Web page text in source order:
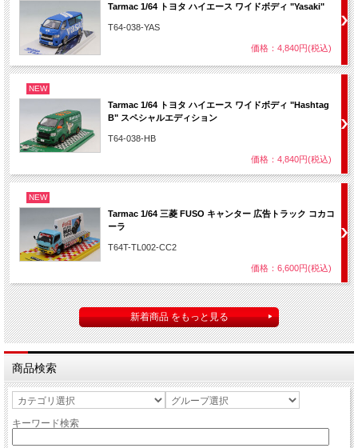
Tarmac 1/64 トヨタ ハイエース ワイドボディ "Yasaki"
T64-038-YAS
価格：4,840円(税込)
NEW
Tarmac 1/64 トヨタ ハイエース ワイドボディ "Hashtag
B" スペシャルエディション
T64-038-HB
価格：4,840円(税込)
NEW
Tarmac 1/64 三菱 FUSO キャンター 広告トラック コカコ
ーラ
T64T-TL002-CC2
価格：6,600円(税込)
新着商品 をもっと見る
商品検索
キーワード検索